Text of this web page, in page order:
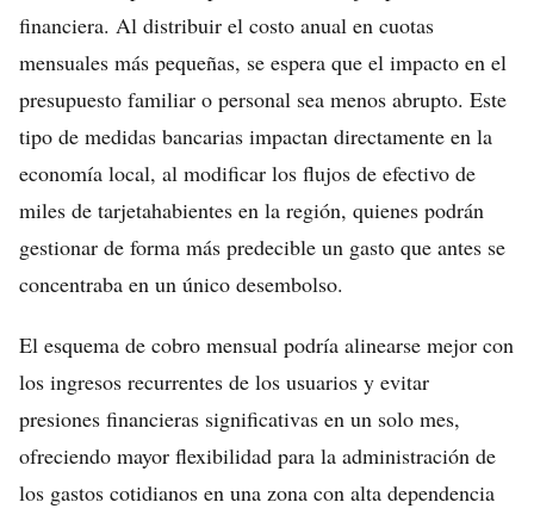
financiera. Al distribuir el costo anual en cuotas
mensuales más pequeñas, se espera que el impacto en el
presupuesto familiar o personal sea menos abrupto. Este
tipo de medidas bancarias impactan directamente en la
economía local, al modificar los flujos de efectivo de
miles de tarjetahabientes en la región, quienes podrán
gestionar de forma más predecible un gasto que antes se
concentraba en un único desembolso.
El esquema de cobro mensual podría alinearse mejor con
los ingresos recurrentes de los usuarios y evitar
presiones financieras significativas en un solo mes,
ofreciendo mayor flexibilidad para la administración de
los gastos cotidianos en una zona con alta dependencia